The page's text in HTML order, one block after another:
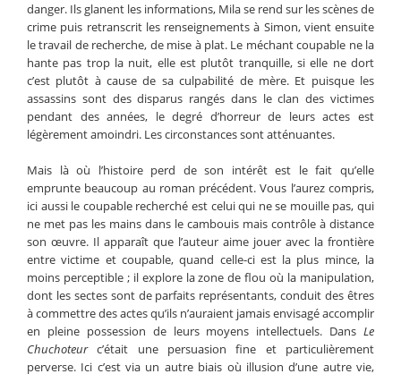
danger. Ils glanent les informations, Mila se rend sur les scènes de
crime puis retranscrit les renseignements à Simon, vient ensuite
le travail de recherche, de mise à plat. Le méchant coupable ne la
hante pas trop la nuit, elle est plutôt tranquille, si elle ne dort
c’est plutôt à cause de sa culpabilité de mère. Et puisque les
assassins sont des disparus rangés dans le clan des victimes
pendant des années, le degré d’horreur de leurs actes est
légèrement amoindri. Les circonstances sont atténuantes.
Mais là où l’histoire perd de son intérêt est le fait qu’elle
emprunte beaucoup au roman précédent. Vous l’aurez compris,
ici aussi le coupable recherché est celui qui ne se mouille pas, qui
ne met pas les mains dans le cambouis mais contrôle à distance
son œuvre. Il apparaît que l’auteur aime jouer avec la frontière
entre victime et coupable, quand celle-ci est la plus mince, la
moins perceptible ; il explore la zone de flou où la manipulation,
dont les sectes sont de parfaits représentants, conduit des êtres
à commettre des actes qu’ils n’auraient jamais envisagé accomplir
en pleine possession de leurs moyens intellectuels. Dans Le
Chuchoteurc’était une persuasion fine et particulièrement
perverse. Ici c’est via un autre biais où illusion d’une autre vie,